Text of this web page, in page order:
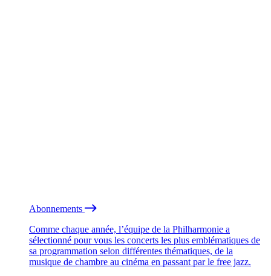
Abonnements
Comme chaque année, l’équipe de la Philharmonie a
sélectionné pour vous les concerts les plus emblématiques de
sa programmation selon différentes thématiques, de la
musique de chambre au cinéma en passant par le free jazz.